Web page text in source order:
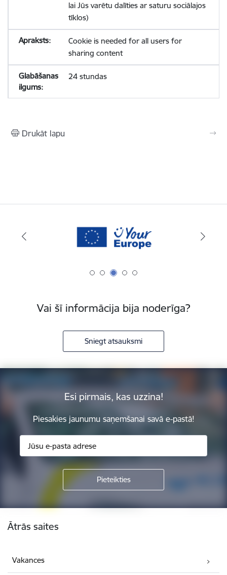
lai Jūs varētu dalīties ar saturu sociālajos
tīklos)
Cookie is needed for all users for
sharing content
24 stundas
Drukāt lapu
Vai šī informācija bija noderīga?
Sniegt atsauksmi
Esi pirmais, kas uzzina!
Piesakies jaunumu saņemšanai savā e-pastā!
Ātrās saites
Vakances